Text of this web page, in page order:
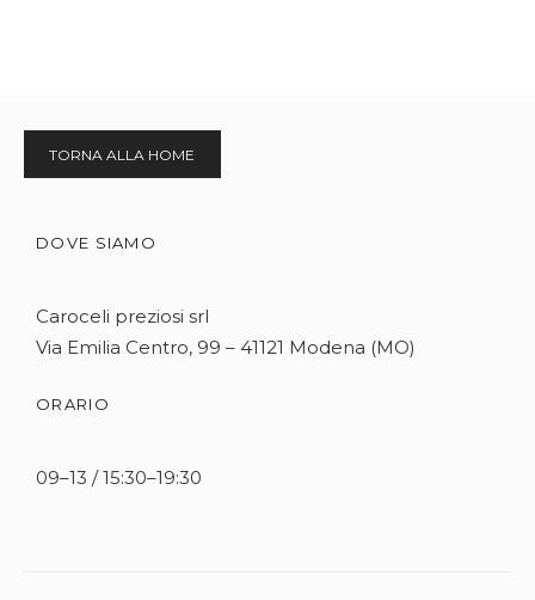
TORNA ALLA HOME
DOVE SIAMO
Caroceli preziosi srl
Via Emilia Centro, 99 – 41121 Modena (MO)
ORARIO
09–13 / 15:30–19:30